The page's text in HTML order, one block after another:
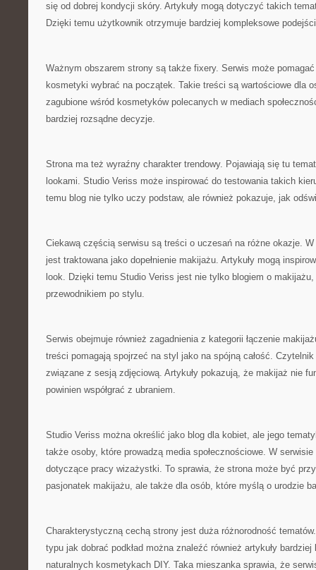
się od dobrej kondycji skóry. Artykuły mogą dotyczyć takich
Dzięki temu użytkownik otrzymuje bardziej kompleksowe
Ważnym obszarem strony są także fixery. Serwis może
kosmetyki wybrać na początek. Takie treści są wartościowe dla
zagubione wśród kosmetyków polecanych w mediach
bardziej rozsądne decyzje.
Strona ma też wyraźny charakter trendowy. Pojawiają się tu
lookami. Studio Veriss może inspirować do testowania takich
temu blog nie tylko uczy podstaw, ale również pokazuje, jak
Ciekawą częścią serwisu są treści o uczesań na różne okazje.
jest traktowana jako dopełnienie makijażu. Artykuły mogą
look. Dzięki temu Studio Veriss jest nie tylko blogiem o
przewodnikiem po stylu.
Serwis obejmuje również zagadnienia z kategorii łączenie
treści pomagają spojrzeć na styl jako na spójną całość.
związane z sesją zdjęciową. Artykuły pokazują, że makijaż nie
powinien współgrać z ubraniem.
Studio Veriss można określić jako blog dla kobiet, ale jego
także osoby, które prowadzą media społecznościowe. W
dotyczące pracy wizażystki. To sprawia, że strona może być
pasjonatek makijażu, ale także dla osób, które myślą o urodzie
Charakterystyczną cechą strony jest duża różnorodność
typu jak dobrać podkład można znaleźć również artykuły bardziej
naturalnych kosmetykach DIY. Taka mieszanka sprawia, że